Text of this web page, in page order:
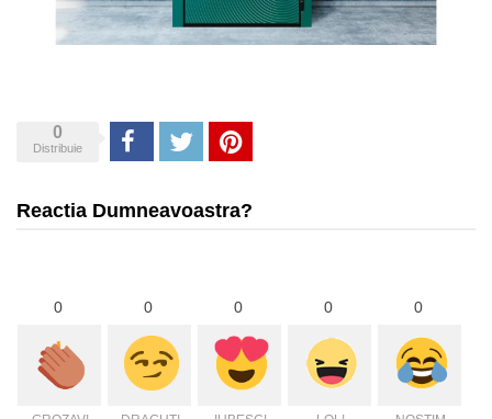
0
Distribuie Share Tweet Pinterest
Reactia Dumneavoastra?
0 0 0 0 0